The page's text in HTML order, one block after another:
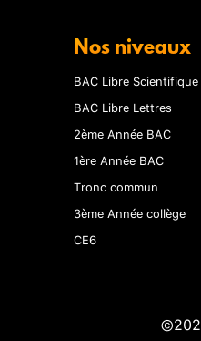
Nos niveaux
BAC Libre Scientifique
BAC Libre Lettres
2ème Année BAC
1ère Année BAC
Tronc commun
3ème Année collège
CE6